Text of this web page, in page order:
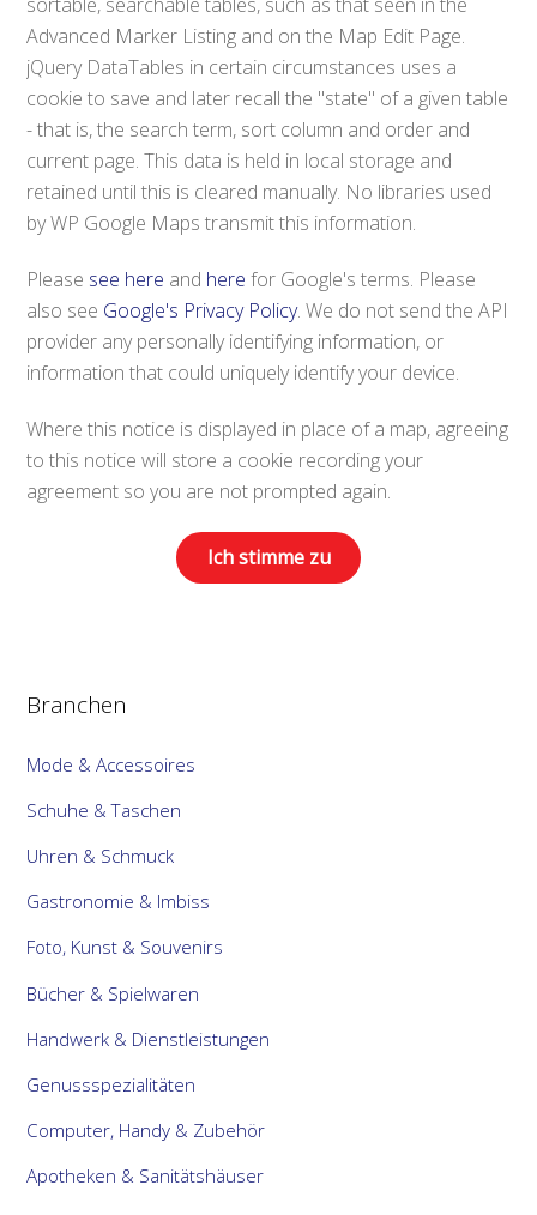
sortable, searchable tables, such as that seen in the
Advanced Marker Listing and on the Map Edit Page.
jQuery DataTables in certain circumstances uses a
cookie to save and later recall the "state" of a given table
- that is, the search term, sort column and order and
current page. This data is held in local storage and
retained until this is cleared manually. No libraries used
by WP Google Maps transmit this information.
Please see here and here for Google's terms. Please
also see Google's Privacy Policy. We do not send the API
provider any personally identifying information, or
information that could uniquely identify your device.
Where this notice is displayed in place of a map, agreeing
to this notice will store a cookie recording your
agreement so you are not prompted again.
Ich stimme zu
Branchen
Mode & Accessoires
Schuhe & Taschen
Uhren & Schmuck
Gastronomie & Imbiss
Foto, Kunst & Souvenirs
Bücher & Spielwaren
Handwerk & Dienstleistungen
Genussspezialitäten
Computer, Handy & Zubehör
Apotheken & Sanitätshäuser